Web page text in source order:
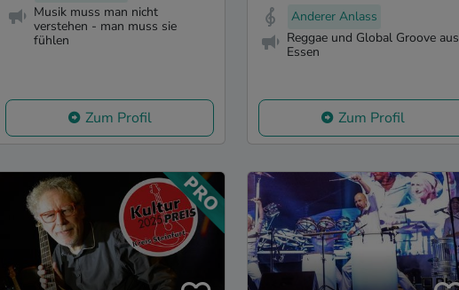
Musik muss man nicht
verstehen - man muss sie
fühlen
Zum Profil
Anderer Anlass
Reggae und Global Groove aus
Essen
Zum Profil